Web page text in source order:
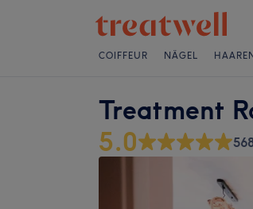
COIFFEUR NÄGEL
Treatment
5.0